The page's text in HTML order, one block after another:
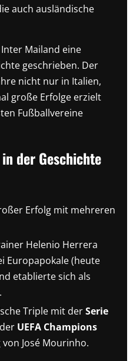
auch ausländische
Mailand eine
geschrieben. Der
nicht nur in Italien,
große Erfolge erzielt
Fußballvereine
der Geschichte
Erfolg mit mehreren
Helenio Herrera
Europapokale (heute
etablierte sich als
Triple mit derSerie
UEFA Champions
José Mourinho.